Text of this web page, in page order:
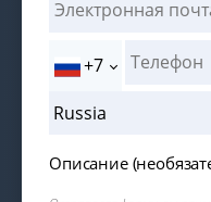
+7
Описание